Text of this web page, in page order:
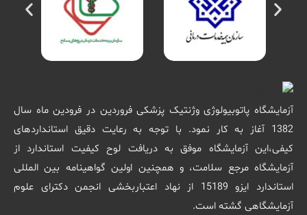
آزمایشگاه پاتوبیولوژی وژنتیک پزشکی فروردین در فرودین ماه سال
1382 آغاز به کار نمود. با توجه به رعایت دقیق استانداردهای
کیفی،این آزمایشگاه موفق به دریافت لوح کیفیت استاندارد از
آزمایشگاه مرجع سلامت، و همچنین اولین گواهینامه بین المللی
استاندارد ایزو 15189 از نهاد اعتباربخشی انجمن دکترای علوم
آزمایشگاهی گشته است.